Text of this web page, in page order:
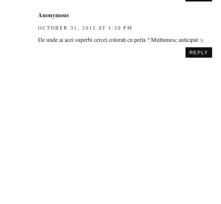
Anonymous
OCTOBER 31, 2015 AT 1:50 PM
De unde ai acei superbi cercei colorati cu perla ? Multumesc anticipat :)
REPLY